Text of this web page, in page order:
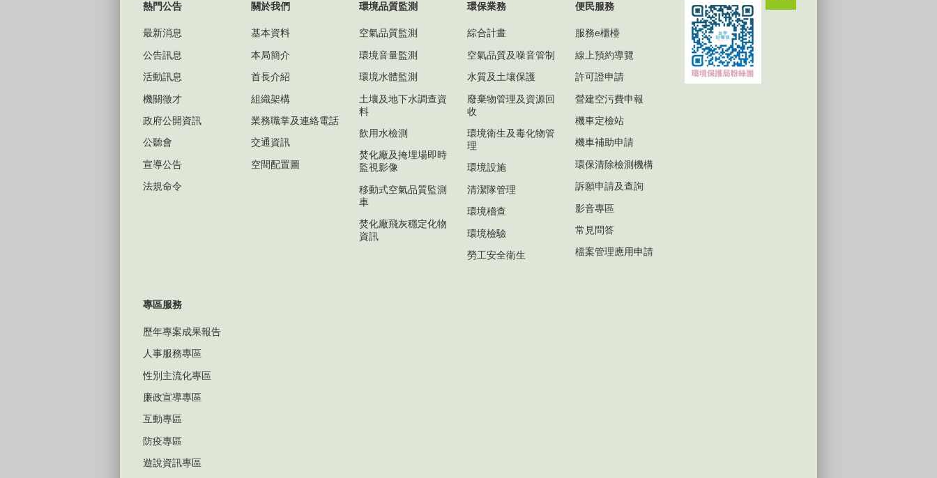
熱門公告
最新消息
公告訊息
活動訊息
機關徵才
政府公開資訊
公聽會
宣導公告
法規命令
關於我們
基本資料
本局簡介
首長介紹
組織架構
業務職掌及連絡電話
交通資訊
空間配置圖
環境品質監測
空氣品質監測
環境音量監測
環境水體監測
土壤及地下水調查資
料
飲用水檢測
焚化廠及掩埋場即時
監視影像
移動式空氣品質監測
車
焚化廠飛灰穩定化物
資訊
環保業務
綜合計畫
空氣品質及噪音管制
水質及土壤保護
廢棄物管理及資源回
收
環境衛生及毒化物管
理
環境設施
清潔隊管理
環境稽查
環境檢驗
勞工安全衛生
便民服務
服務e櫃檯
線上預約導覽
許可證申請
營建空污費申報
機車定檢站
機車補助申請
環保清除檢測機構
訴願申請及查詢
影音專區
常見問答
檔案管理應用申請
專區服務
歷年專案成果報告
人事服務專區
性別主流化專區
廉政宣導專區
互動專區
防疫專區
遊說資訊專區